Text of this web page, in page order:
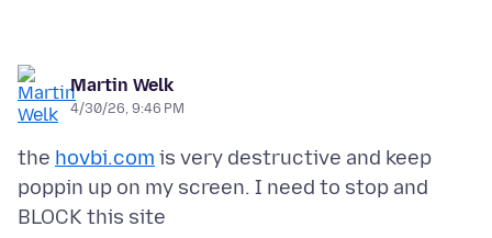
Martin Welk
4/30/26, 9:46 PM
the hovbi.com is very destructive and keep
poppin up on my screen. I need to stop and